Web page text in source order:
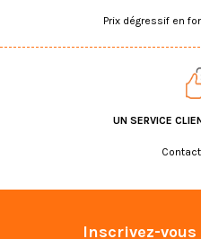
Prix dégressif en
UN SERVICE
Inscrivez-